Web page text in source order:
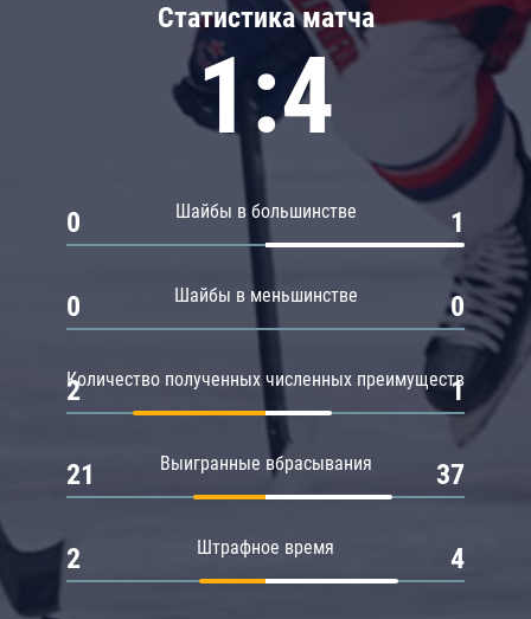
Статистика матча
1:4
Шайбы в большинстве
0 1
Шайбы в меньшинстве
0 0
Количество полученных численных преимуществ
2 1
Выигранные вбрасывания
21 37
Штрафное время
2 4